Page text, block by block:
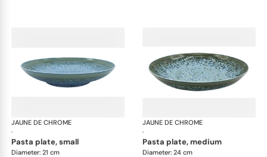
JAUNE DE CHROME
·
Nymphéa
pasta plate, small
Diameter: 21 cm
JAUNE DE CHROME
·
pasta plate, medium
Diameter: 24 cm